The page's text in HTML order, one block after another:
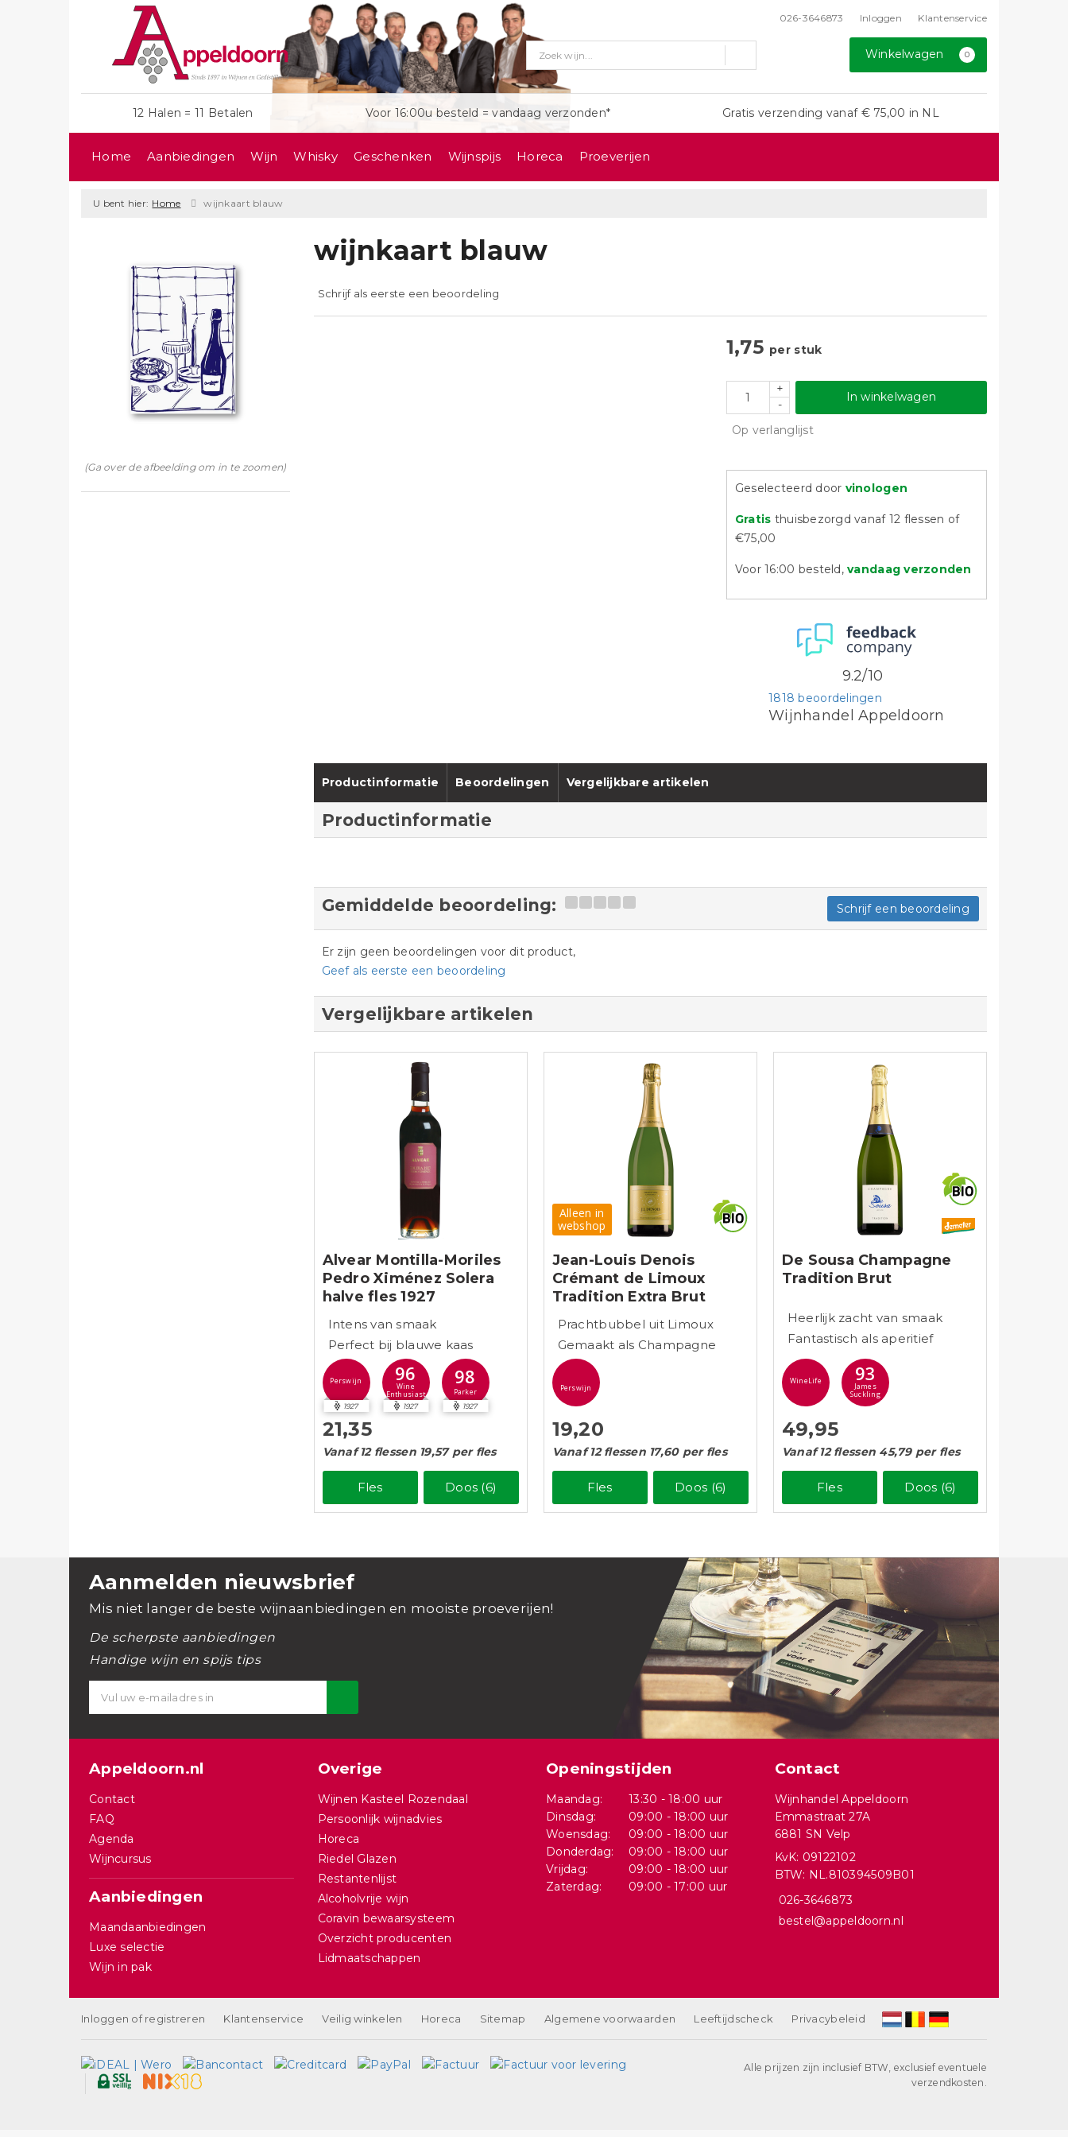
026-3646873 Inloggen Klantenservice
Winkelwagen 0
12 Halen = 11 Betalen Voor 16:00u besteld = vandaag verzonden* Gratis verzending vanaf € 75,00 in NL
Home Aanbiedingen Wijn Whisky Geschenken Wijnspijs Horeca Proeverijen
U bent hier: Home wijnkaart blauw
(Ga over de afbeelding om in te zoomen)
wijnkaart blauw
Schrijf als eerste een beoordeling
1,75 per stuk
+
-
In winkelwagen
Op verlanglijst
Geselecteerd door vinologen
Gratis thuisbezorgd vanaf 12 flessen of
€75,00
Voor 16:00 besteld,vandaag verzonden
Wijnhandel Appeldoorn
1818 beoordelingen
9.2/10
Productinformatie Beoordelingen Vergelijkbare artikelen
Productinformatie
Gemiddelde beoordeling: Schrijf een beoordeling
Er zijn geen beoordelingen voor dit product,
Geef als eerste een beoordeling
Vergelijkbare artikelen
Alvear Montilla-Moriles
Pedro Ximénez Solera
halve fles 1927
Intens van smaak
Perfect bij blauwe kaas
Perswijn
1927
96
Wine
Enthusiast
1927
98
Parker
1927
21,35
Vanaf 12 flessen 19,57 per fles
Fles Doos (6)
Alleen in
webshop
Jean-Louis Denois
Crémant de Limoux
Tradition Extra Brut
Prachtbubbel uit Limoux
Gemaakt als Champagne
Perswijn
19,20
Vanaf 12 flessen 17,60 per fles
Fles Doos (6)
De Sousa Champagne
Tradition Brut
Heerlijk zacht van smaak
Fantastisch als aperitief
WineLife 93
James
Suckling
49,95
Vanaf 12 flessen 45,79 per fles
Fles Doos (6)
Aanmelden nieuwsbrief
Mis niet langer de beste wijnaanbiedingen en mooiste proeverijen!
De scherpste aanbiedingen
Handige wijn en spijs tips
Appeldoorn.nl
Contact
FAQ
Agenda
Wijncursus
Aanbiedingen
Maandaanbiedingen
Luxe selectie
Wijn in pak
Overige
Wijnen Kasteel Rozendaal
Persoonlijk wijnadvies
Horeca
Riedel Glazen
Restantenlijst
Alcoholvrije wijn
Coravin bewaarsysteem
Overzicht producenten
Lidmaatschappen
Openingstijden
Maandag:
13:30 - 18:00 uur
Dinsdag:
09:00 - 18:00 uur
Woensdag:
09:00 - 18:00 uur
Donderdag:
09:00 - 18:00 uur
Vrijdag:
09:00 - 18:00 uur
Zaterdag:
09:00 - 17:00 uur
Contact
Wijnhandel Appeldoorn
Emmastraat 27A
6881 SN Velp
KvK: 09122102
BTW: NL.810394509B01
026-3646873
bestel@appeldoorn.nl
Inloggen of registreren Klantenservice Veilig winkelen Horeca Sitemap Algemene voorwaarden Leeftijdscheck Privacybeleid
Alle prijzen zijn inclusief BTW, exclusief eventuele
verzendkosten.